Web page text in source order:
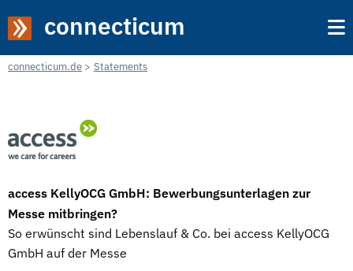
connecticum
connecticum.de Statements
access KellyOCG GmbH: Bewerbungsunterlagen zur
Messe mitbringen?
So erwünscht sind Lebenslauf & Co. bei access KellyOCG
GmbH auf der Messe